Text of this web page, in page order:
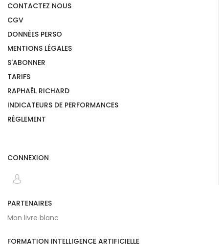
CONTACTEZ NOUS
CGV
DONNÉES PERSO
MENTIONS LÉGALES
S'ABONNER
TARIFS
RAPHAËL RICHARD
INDICATEURS DE PERFORMANCES
RÉGLEMENT
CONNEXION
PARTENAIRES
Mon livre blanc
FORMATION INTELLIGENCE ARTIFICIELLE